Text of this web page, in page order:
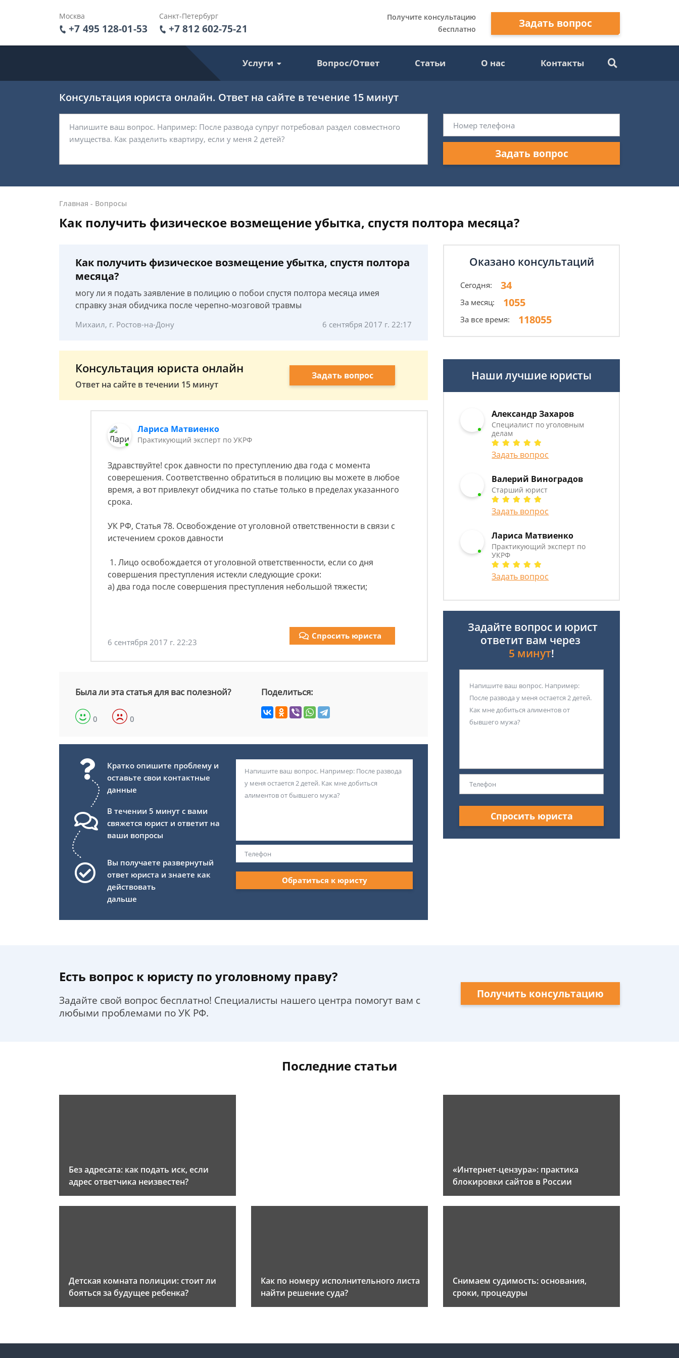
Москва
+7 495 128-01-53
Санкт-Петербург
+7 812 602-75-21
Получите консультацию
бесплатно
Задать вопрос
Услуги Вопрос/Ответ Статьи О нас Контакты
Консультация юриста онлайн. Ответ на сайте в течение 15 минут
Задать вопрос
Главная - Вопросы
Как получить физическое возмещение убытка, спустя полтора месяца?
Как получить физическое возмещение убытка, спустя полтора
месяца?
могу ли я подать заявление в полицию о побои спустя полтора месяца имея
справку зная обидчика после черепно-мозговой травмы
Михаил, г. Ростов-на-Дону 6 сентября 2017 г. 22:17
Консультация юриста онлайн
Ответ на сайте в течении 15 минут
Задать вопрос
Лариса Матвиенко
Практикующий эксперт по УКРФ
Здравствуйте! срок давности по преступлению два года с момента
соверешения. Соответственно обратиться в полицию вы можете в любое
время, а вот привлекут обидчика по статье только в пределах указанного
срока.
УК РФ, Статья 78. Освобождение от уголовной ответственности в связи с
истечением сроков давности
1. Лицо освобождается от уголовной ответственности, если со дня
совершения преступления истекли следующие сроки:
а) два года после совершения преступления небольшой тяжести;
6 сентября 2017 г. 22:23
Спросить юриста
Была ли эта статья для вас полезной?
0 0
Поделиться:
Кратко опишите проблему и
оставьте свои контактные
данные
В течении 5 минут с вами
свяжется юрист и ответит на
ваши вопросы
Вы получаете развернутый
ответ юриста и знаете как
действовать
дальше
Обратиться к юристу
Оказано консультаций
Сегодня: 34
За месяц: 1055
За все время: 118055
Наши лучшие юристы
Александр Захаров
Специалист по уголовным
делам
Задать вопрос
Валерий Виноградов
Старший юрист
Задать вопрос
Лариса Матвиенко
Практикующий эксперт по
УКРФ
Задать вопрос
Задайте вопрос и юрист
ответит вам через
5 минут!
Спросить юриста
Есть вопрос к юристу по уголовному праву?
Задайте свой вопрос бесплатно! Специалисты нашего центра помогут вам с
любыми проблемами по УК РФ.
Получить консультацию
Последние статьи
Без адресата: как подать иск, если
адрес ответчика неизвестен?
«Интернет-цензура»: практика
блокировки сайтов в России
Детская комната полиции: стоит ли
бояться за будущее ребенка?
Как по номеру исполнительного листа
найти решение суда?
Снимаем судимость: основания,
сроки, процедуры